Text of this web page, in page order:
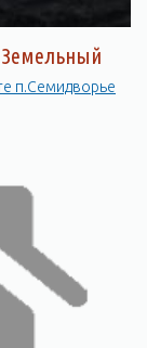
Продам Земельный участок 10 сот. в Алуште п.Семидворье